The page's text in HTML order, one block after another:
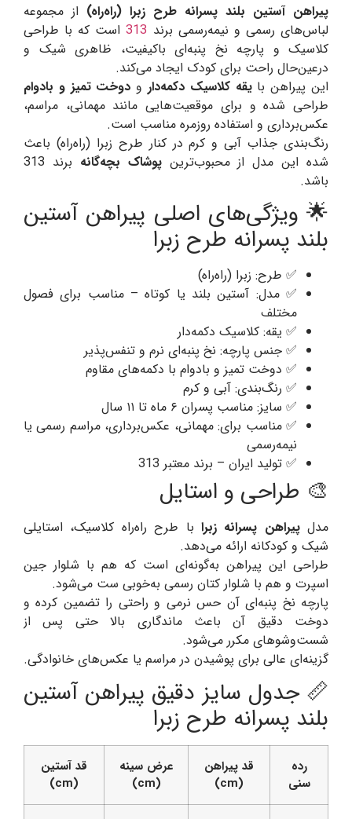
پیراهن آستین بلند پسرانه طرح زبرا (راه‌راه) از مجموعه
لباس‌های رسمی و نیمه‌رسمی برند 313است که با طراحی
کلاسیک و پارچه نخ پنبه‌ای باکیفیت، ظاهری شیک و
درعین‌حال راحت برای کودک ایجاد می‌کند.
این پیراهن بایقه کلاسیک دکمه‌دار و دوخت تمیز و بادوام
طراحی شده و برای موقعیت‌هایی مانند مهمانی، مراسم،
عکس‌برداری و استفاده روزمره مناسب است.
رنگ‌بندی جذاب آبی و کرم در کنار طرح زبرا (راه‌راه) باعث
شده این مدل از محبوب‌ترینپوشاک بچه‌گانه
برند 313
باشد.
🌟 ویژگی‌های اصلی پیراهن آستین
بلند پسرانه طرح زبرا
✅ طرح: زبرا (راه‌راه)
✅ مدل: آستین بلند یا کوتاه – مناسب برای فصول
مختلف
✅ یقه: کلاسیک دکمه‌دار
✅ جنس پارچه: نخ پنبه‌ای نرم و تنفس‌پذیر
✅ دوخت تمیز و بادوام با دکمه‌های مقاوم
✅ رنگ‌بندی: آبی و کرم
✅ سایز: مناسب پسران ۶ ماه تا ۱۱ سال
✅ مناسب برای: مهمانی، عکس‌برداری، مراسم رسمی یا
نیمه‌رسمی
✅ تولید ایران – برند معتبر 313
🎨 طراحی و استایل
مدلپیراهن پسرانه زبرا با طرح راه‌راه کلاسیک، استایلی
شیک و کودکانه ارائه می‌دهد.
طراحی این پیراهن به‌گونه‌ای است که هم با شلوار جین
اسپرت و هم با شلوار کتان رسمی به‌خوبی ست می‌شود.
پارچه نخ پنبه‌ای آن حس نرمی و راحتی را تضمین کرده و
دوخت دقیق آن باعث ماندگاری بالا حتی پس از
شست‌وشوهای مکرر می‌شود.
گزینه‌ای عالی برای پوشیدن در مراسم یا عکس‌های خانوادگی.
📏 جدول سایز دقیق پیراهن آستین
بلند پسرانه طرح زبرا
رده
سنی
قد پیراهن
(cm)
عرض سینه
(cm)
قد آستین
(cm)